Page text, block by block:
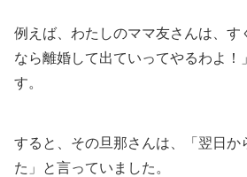
例えば、わたしのママ友さんは、す
なら離婚して出ていってやるわよ！
す。
すると、その旦那さんは、「翌日か
た」と言っていました。